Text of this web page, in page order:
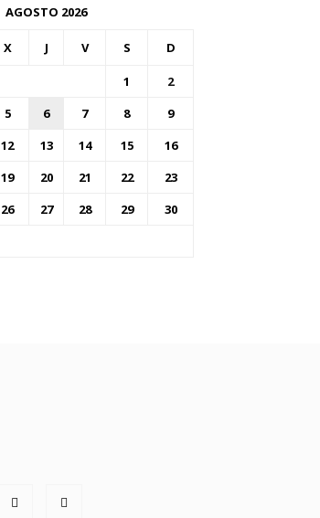
AGOSTO 2026
X J V S D
1
2
5 6 7 8
9
12 13 14 15
16
19 20 21 22
23
26 27 28 29
30